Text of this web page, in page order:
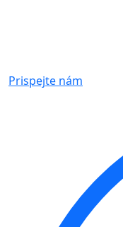
Prispejte nám